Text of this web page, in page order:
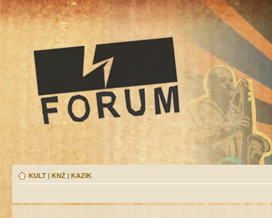
KULT | KNŻ | KAZIK